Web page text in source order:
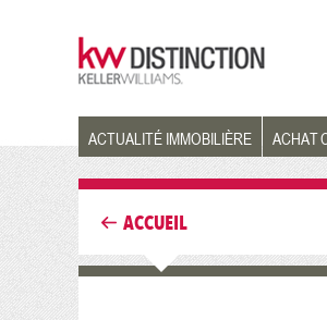
ACTUALITÉ IMMOBILIÈRE ACHAT
ACCUEIL